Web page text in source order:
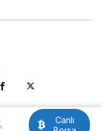
Canlı